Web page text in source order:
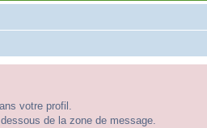
votre profil.
de la zone de message.